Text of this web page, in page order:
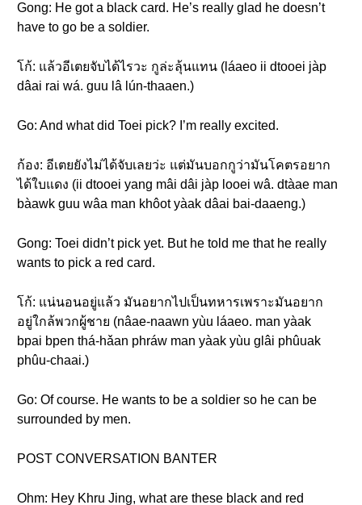
Gong: He got a black card. He’s really glad he doesn’t
have to go be a soldier.
โก้: แล้วอีเตยจับได้ไรวะ กูล่ะลุ้นแทน (láaeo ii dtooei jàp
dâai rai wá. guu lâ lún-thaaen.)
Go: And what did Toei pick? I’m really excited.
ก้อง: อีเตยยังไม่ได้จับเลยว่ะ แต่มันบอกกูว่ามันโคตรอยาก
ได้ใบแดง (ii dtooei yang mâi dâi jàp looei wâ. dtàae man
bàawk guu wâa man khôot yàak dâai bai-daaeng.)
Gong: Toei didn’t pick yet. But he told me that he really
wants to pick a red card.
โก้: แน่นอนอยู่แล้ว มันอยากไปเป็นทหารเพราะมันอยาก
อยู่ใกล้พวกผู้ชาย (nâae-naawn yùu láaeo. man yàak
bpai bpen thá-hǎan phráw man yàak yùu glâi phûuak
phûu-chaai.)
Go: Of course. He wants to be a soldier so he can be
surrounded by men.
POST CONVERSATION BANTER
Ohm: Hey Khru Jing, what are these black and red